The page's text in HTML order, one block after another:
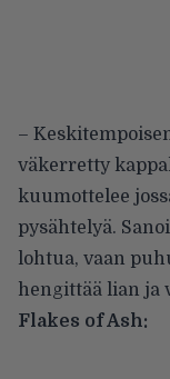
–
väkerretty
kuumottelee
pysähtelyä.
lohtua, vaan
hengittää lian ja
Flakes of Ash: